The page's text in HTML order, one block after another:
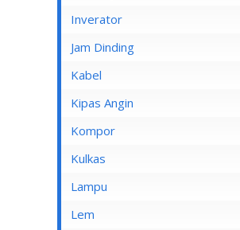
Inverator
Jam Dinding
Kabel
Inbow/Outbow T Dus
Kabel Aksesoris
Kabel Antena
Kabel BC
Kipas Angin
Kipas Angin Berdiri
Kipas Angin Dinding
Kipas Angin Duduk
Kipas Angin Gantung
Kompor
Kompor Rinnai
Kulkas
LG
POLYTRON
Lampu
Fitting Lampu
Lem